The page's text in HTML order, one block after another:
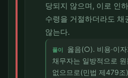
당되지 않으며, 이로 인
수령을 거절하더라도 채
않는다.
풀이
옳음(○). 비용·이
채무자는 일방적으로
없으므로(민법 제479